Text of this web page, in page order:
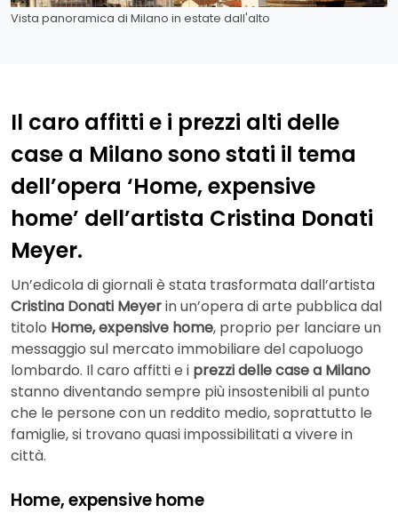
Vista panoramica di Milano in estate dall'alto
Il caro affitti e i prezzi alti delle
case a Milano sono stati il tema
dell’opera ‘Home, expensive
home’ dell’artista Cristina Donati
Meyer.
Un’edicola di giornali è stata trasformata dall’artista
Cristina Donati Meyerin un’opera di arte pubblica dal
titolo Home, expensive home, proprio per lanciare un
messaggio sul mercato immobiliare del capoluogo
lombardo. Il caro affitti e i prezzi delle case a Milano
stanno diventando sempre più insostenibili al punto
che le persone con un reddito medio, soprattutto le
famiglie, si trovano quasi impossibilitati a vivere in
città.
Home, expensive home